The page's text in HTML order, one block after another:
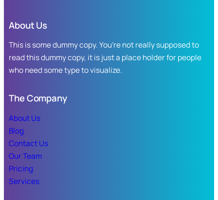
no
aptos
para
humano.
afectados
por
lluvias
Mazatlán.
About Us
This is some dummy copy. You’re not really supposed to
read this dummy copy, it is just a place holder for people
who need some type to visualize.
The Company
About Us
Blog
Contact Us
Our Team
Pricing
Services